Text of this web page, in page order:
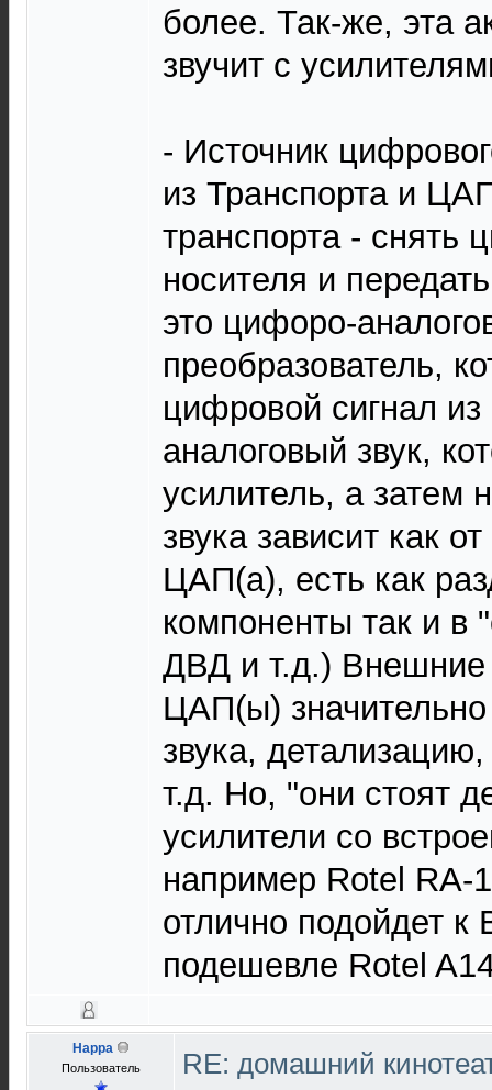
более. Так-же, эта
звучит с
- Источник
из Транспорта и
транспорта - снять
носителя и
это цифоро-
преобразователь,
цифровой сигнал
аналоговый звук,
усилитель, а затем
звука зависит как
ЦАП(а), есть как
компоненты так и в
ДВД и т.д.) Внешние
ЦАП(ы)
звука,
т.д. Но, "они стоят
усилители со
например Rotel RА-
отлично подойдет к
подешевле Rotel
Happa
Пользователь
RE: домашний